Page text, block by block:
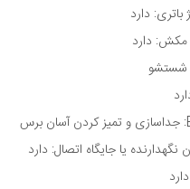
دارد
مکش: دارد
شستشو
یا جایگاه اتصال: دارد